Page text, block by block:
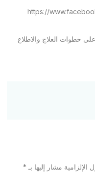
https://
خطوات العلاج والاطلاع
الإلزامية مشار إليها بـ *